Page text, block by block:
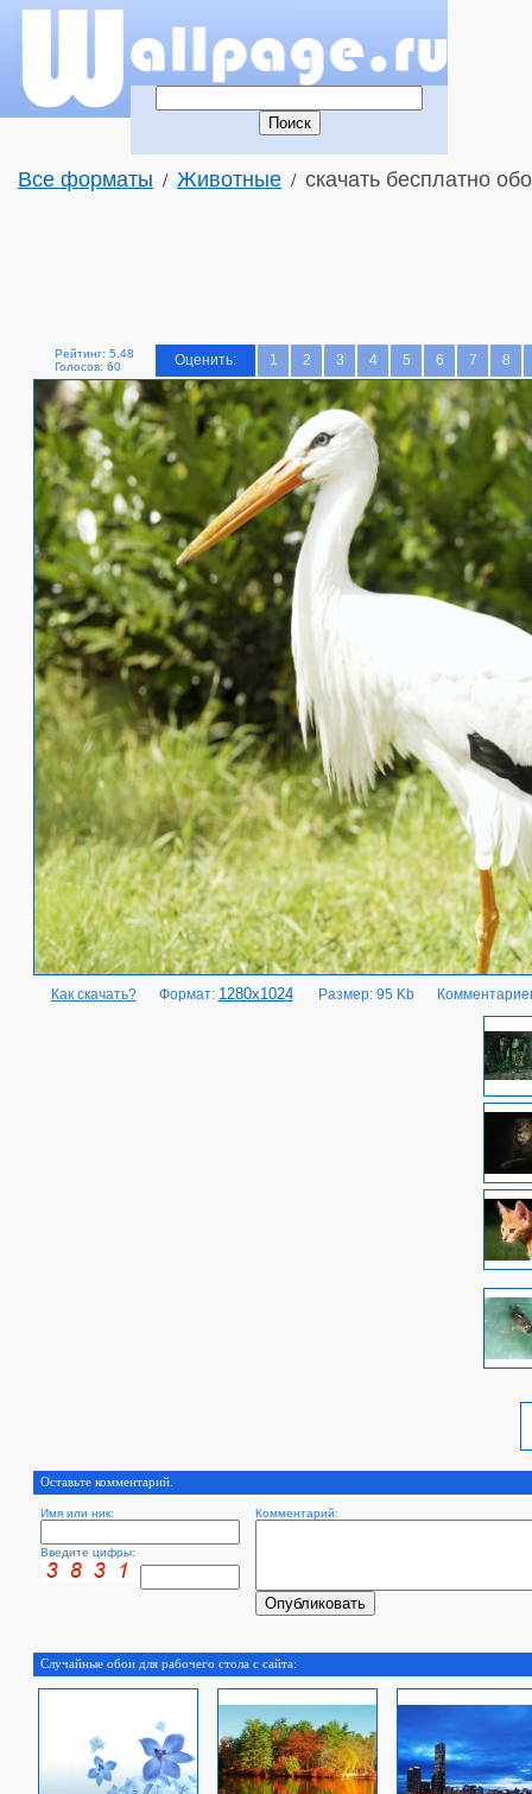
Все форматы / Животные / скачать бесплатно
Рейтинг: 5.48
Голосов: 60
Оценить: 1 2 3 4 5 6 7 8
Как скачать? Формат: 1280x1024 Размер: 95 Kb
Оставьте комментарий.
Имя или ник: Комментарий:
Введите цифры:
Случайные обои для рабочего стола с сайта: